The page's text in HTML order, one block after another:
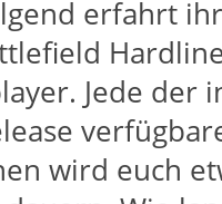
erfahrt
Jede der
wird euch